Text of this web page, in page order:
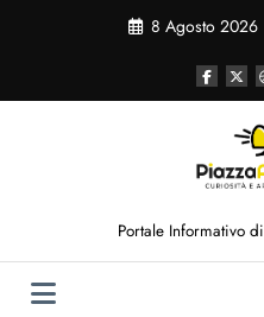
8 Agosto 2026
Portale Informativo